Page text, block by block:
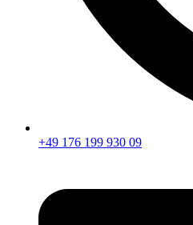
+49 176 199 930 09